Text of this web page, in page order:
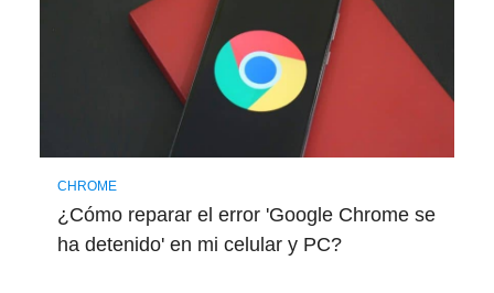
CHROME
¿Cómo reparar el error 'Google Chrome se
ha detenido' en mi celular y PC?